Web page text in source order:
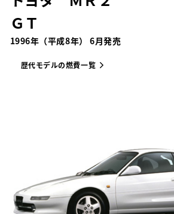
ＧＴ
1996年（平成8年） 6月発売
歴代モデルの燃費一覧